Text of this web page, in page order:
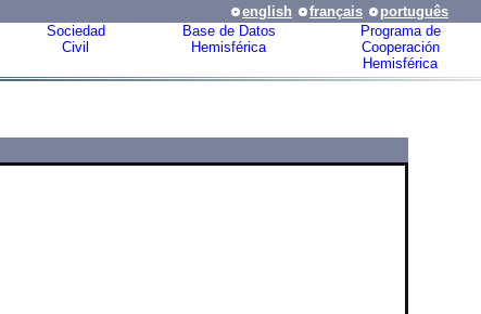
english français
português
Sociedad
Civil
Base de Datos
Hemisférica
Programa de
Cooperación
Hemisférica